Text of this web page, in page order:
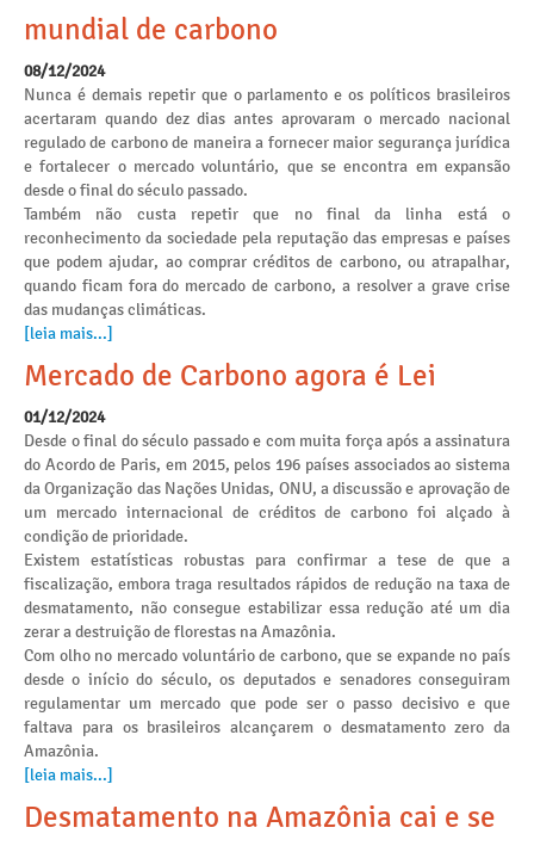
mundial de carbono
08/12/2024
Nunca é demais repetir que o parlamento e os políticos brasileiros
acertaram quando dez dias antes aprovaram o mercado nacional
regulado de carbono de maneira a fornecer maior segurança jurídica
e fortalecer o mercado voluntário, que se encontra em expansão
desde o final do século passado.
Também não custa repetir que no final da linha está o
reconhecimento da sociedade pela reputação das empresas e países
que podem ajudar, ao comprar créditos de carbono, ou atrapalhar,
quando ficam fora do mercado de carbono, a resolver a grave crise
das mudanças climáticas.
[leia mais...]
Mercado de Carbono agora é Lei
01/12/2024
Desde o final do século passado e com muita força após a assinatura
do Acordo de Paris, em 2015, pelos 196 países associados ao sistema
da Organização das Nações Unidas, ONU, a discussão e aprovação de
um mercado internacional de créditos de carbono foi alçado à
condição de prioridade.
Existem estatísticas robustas para confirmar a tese de que a
fiscalização, embora traga resultados rápidos de redução na taxa de
desmatamento, não consegue estabilizar essa redução até um dia
zerar a destruição de florestas na Amazônia.
Com olho no mercado voluntário de carbono, que se expande no país
desde o início do século, os deputados e senadores conseguiram
regulamentar um mercado que pode ser o passo decisivo e que
faltava para os brasileiros alcançarem o desmatamento zero da
Amazônia.
[leia mais...]
Desmatamento na Amazônia cai e se